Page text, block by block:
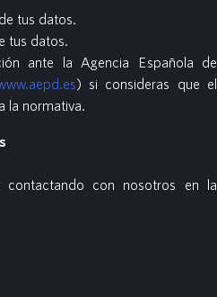
tus datos.
tus datos.
ante la Agencia Española de
) si consideras que el
la normativa.
contactando con nosotros en la